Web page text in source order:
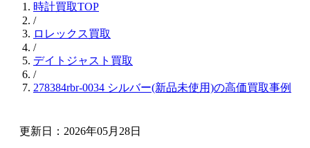
時計買取TOP
/
ロレックス買取
/
デイトジャスト買取
/
278384rbr-0034 シルバー(新品未使用)の高価買取事例
更新日：2026年05月28日